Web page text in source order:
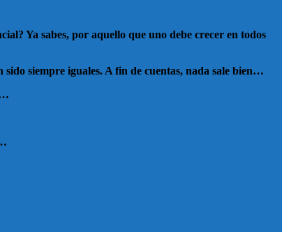
Ya sabes, por aquello que uno debe crecer en todos
siempre iguales. A fin de cuentas, nada sale bien…